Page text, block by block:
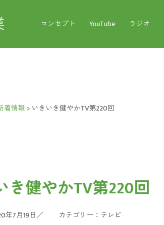
コンセプト YouTube ラジオ
着情報> いきいき健やかTV第220回
き健やかTV第220回
年7月19日／ カテゴリー： テレビ